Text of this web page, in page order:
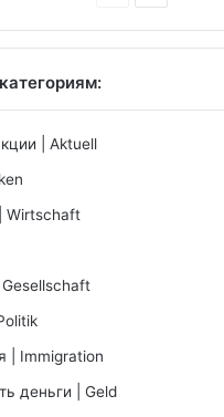
| Aktuell
Wirtschaft
| Immigration
деньги | Geld